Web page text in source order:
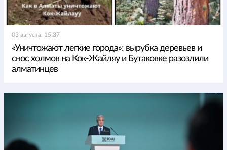
03 августа, 15:37
«Уничтожают легкие города»: вырубка деревьев и
снос холмов на Кок-Жайляу и Бутаковке разозлили
алматинцев